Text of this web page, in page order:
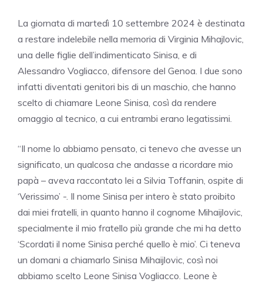
La giornata di martedì 10 settembre 2024 è destinata
a restare indelebile nella memoria di Virginia Mihajlovic,
una delle figlie dell’indimenticato Sinisa, e di
Alessandro Vogliacco, difensore del Genoa. I due sono
infatti diventati genitori bis di un maschio, che hanno
scelto di chiamare Leone Sinisa, così da rendere
omaggio al tecnico, a cui entrambi erano legatissimi.
“Il nome lo abbiamo pensato, ci tenevo che avesse un
significato, un qualcosa che andasse a ricordare mio
papà – aveva raccontato lei a Silvia Toffanin, ospite di
‘Verissimo’ -. Il nome Sinisa per intero è stato proibito
dai miei fratelli, in quanto hanno il cognome Mihaijlovic,
specialmente il mio fratello più grande che mi ha detto
‘Scordati il nome Sinisa perché quello è mio’. Ci teneva
un domani a chiamarlo Sinisa Mihaijlovic, così noi
abbiamo scelto Leone Sinisa Vogliacco. Leone è